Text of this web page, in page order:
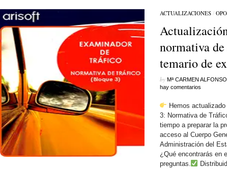
ACTUALIZACIONES/
normativa
temario de
by Mª CARMEN
hay comentarios
Hemos
3: Normativa de
tiempo a preparar la
acceso al Cuerpo
Administración del
¿Qué encontrarás en
preguntas.